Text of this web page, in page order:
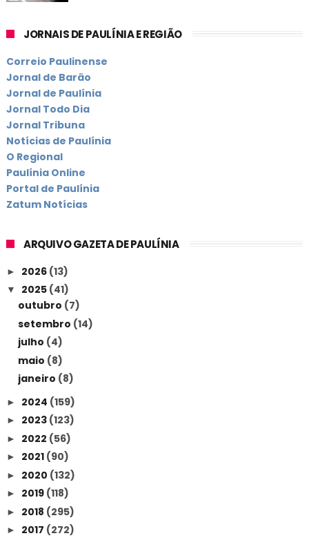
JORNAIS DE PAULÍNIA E REGIÃO
Correio Paulinense
Jornal de Barão
Jornal de Paulínia
Jornal Todo Dia
Jornal Tribuna
Notícias de Paulínia
O Regional
Paulínia Online
Portal de Paulínia
Zatum Notícias
ARQUIVO GAZETA DE PAULÍNIA
► 2026 (13)
▼ 2025 (41)
outubro (7)
setembro (14)
julho (4)
maio (8)
janeiro (8)
► 2024 (159)
► 2023 (123)
► 2022 (56)
► 2021 (90)
► 2020 (132)
► 2019 (118)
► 2018 (295)
► 2017 (272)